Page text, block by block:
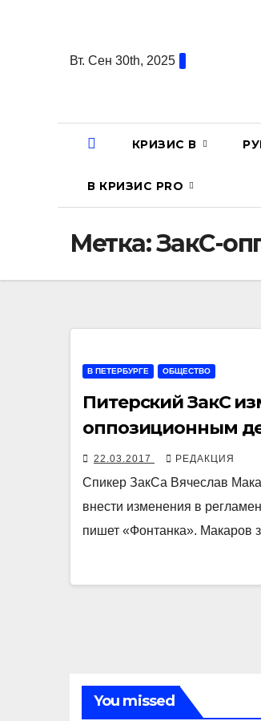
содержаниюВт. Сен 30th, 2025
КРИЗИС В
В КРИЗИС PRO
Метка:ЗакС-
В ПЕТЕРБУРГЕ ОБЩЕСТВО
Питерский ЗакС
оппозиционным
22.03.2017 РЕДАКЦИЯ
Спикер ЗакСа Вячеслав
внести изменения в
пишет «Фонтанка». Макаров
You missed